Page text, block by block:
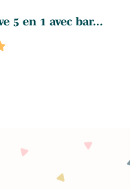
5 en 1 avec bar...